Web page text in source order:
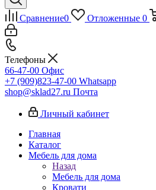
Сравнение0 Отложенные 0
Телефоны
66-47-00 Офис
+7 (909)823-47-00 Whatsapp
shop@sklad27.ru Почта
Личный кабинет
Главная
Каталог
Мебель для дома
Назад
Мебель для дома
Кровати